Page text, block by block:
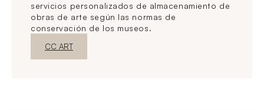
servicios personalizados de almacenamiento de
obras de arte según las normas de
conservación de los museos.
Nueva ventanaDescubrir
CC ART